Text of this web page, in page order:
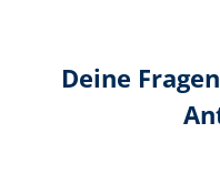
Deine